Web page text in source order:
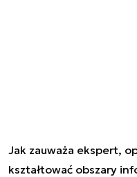
Jak zauważa ekspert,
kształtować obszary